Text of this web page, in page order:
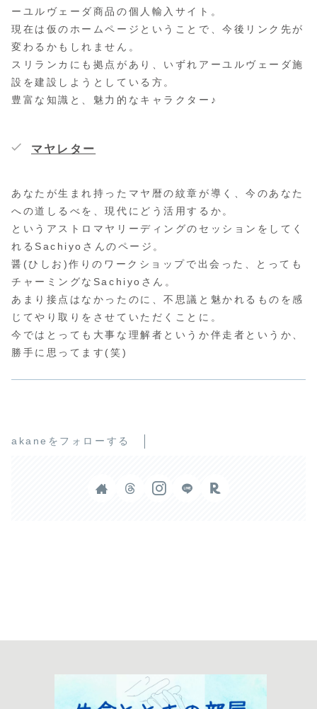
ーユルヴェーダ商品の個人輸入サイト。
現在は仮のホームページということで、今後リンク先が
変わるかもしれません。
スリランカにも拠点があり、いずれアーユルヴェーダ施
設を建設しようとしている方。
豊富な知識と、魅力的なキャラクター♪
マヤレター
あなたが生まれ持ったマヤ暦の紋章が導く、今のあなた
への道しるべを、現代にどう活用するか。
というアストロマヤリーディングのセッションをしてく
れるSachiyoさんのページ。
醤(ひしお)作りのワークショップで出会った、とっても
チャーミングなSachiyoさん。
あまり接点はなかったのに、不思議と魅かれるものを感
じてやり取りをさせていただくことに。
今ではとっても大事な理解者というか伴走者というか、
勝手に思ってます(笑)
akaneをフォローする